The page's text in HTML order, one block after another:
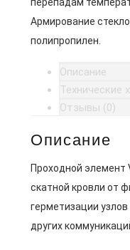
Армирование
полипропилен.
Описание
Технические
Отзывы (0)
Описание
Проходной элемент
скатной кровли от
герметизации
других